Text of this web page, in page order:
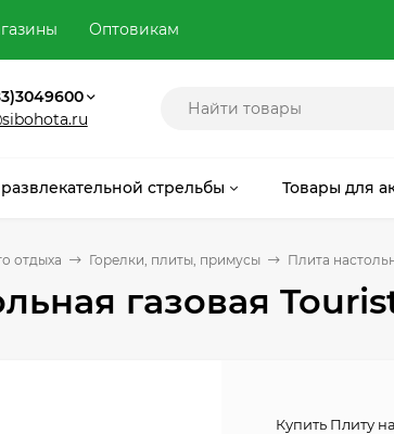
Оптовикам
стрельбы Товары для
отдыха Горелки, плиты, примусы Плита
газовая
Купить Плиту